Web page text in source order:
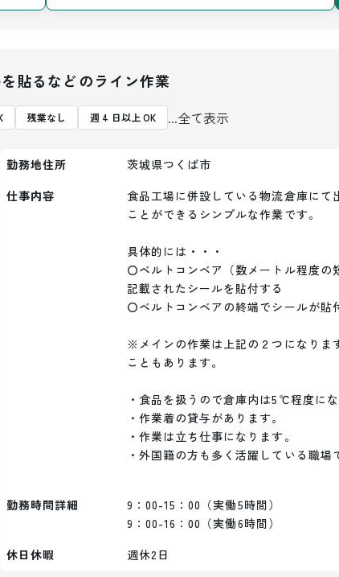
貼るなどのライン作業
残業なし 週 4 日以上 OK ...全て表示
勤務地住所
茨城県つくば市
仕事内容
食品工場に併設している物流倉庫にて
ことができるシンプルな作業です。
具体的には・・・
〇ベルトコンベア（数メートル程度
記載されたシールを貼付する
〇ベルトコンベアの終端でシールが貼
※メインの作業は上記の２つになりま
こともあります。
・食品を扱うので倉庫内は5℃程度にな
・作業着の貸与があります。
・作業は立ち仕事になります。
・外国籍の方も多く活躍している職場
勤務時間詳細
9：00-15：00（実働5時間）
9：00-16：00（実働6時間）
休日休暇
週休2日